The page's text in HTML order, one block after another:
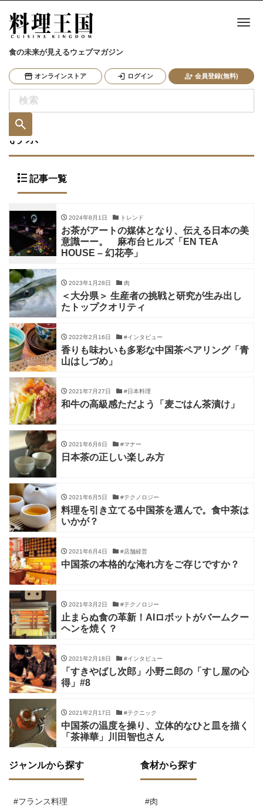
食の未来が見えるウェブマガジン
オンラインストア ログイン 会員登録(無料)
ナ
お茶
記事一覧
2024年8月1日 トレンド
お茶がアートの媒体となり、伝える日本の美
意識ーー。 麻布台ヒルズ「EN TEA
HOUSE – 幻花亭」
2023年1月28日 肉
＜大分県＞ 生産者の挑戦と研究が生み出し
たトップクオリティ
2022年2月16日 #インタビュー
香りも味わいも多彩な中国茶ペアリング「青
山はしづめ」
2021年7月27日 #日本料理
和牛の高級感ただよう「麦ごはん茶漬け」
2021年6月6日 #マナー
日本茶の正しい楽しみ方
2021年6月5日 #テクノロジー
料理を引き立てる中国茶を選んで。食中茶は
いかが？
2021年6月4日 #店舗経営
中国茶の本格的な淹れ方をご存じですか？
2021年3月2日 #テクノロジー
止まらぬ食の革新！AIロボットがバームクー
ヘンを焼く？
2021年2月18日 #インタビュー
「すきやばし次郎」小野ニ郎の「すし屋の心
得」#8
2021年2月17日 #テクニック
中国茶の温度を操り、立体的なひと皿を描く
「茶禅華」川田智也さん
ジャンルから探す
#フランス料理
食材から探す
#肉